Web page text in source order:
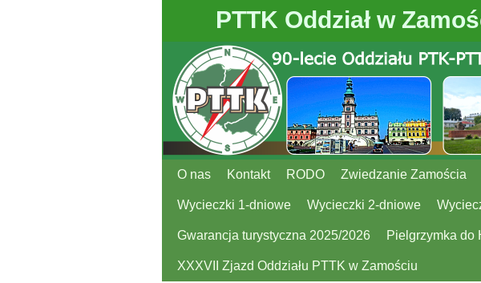
PTTK Oddział w
Przejdź do głównej treści
Przejdź do
O nas Kontakt RODO Zwiedzanie Zamościa
Wycieczki 1-dniowe Wycieczki 2-dniowe
Gwarancja turystyczna 2025/2026 Pielgrzymka do
XXXVII Zjazd Oddziału PTTK w Zamościu